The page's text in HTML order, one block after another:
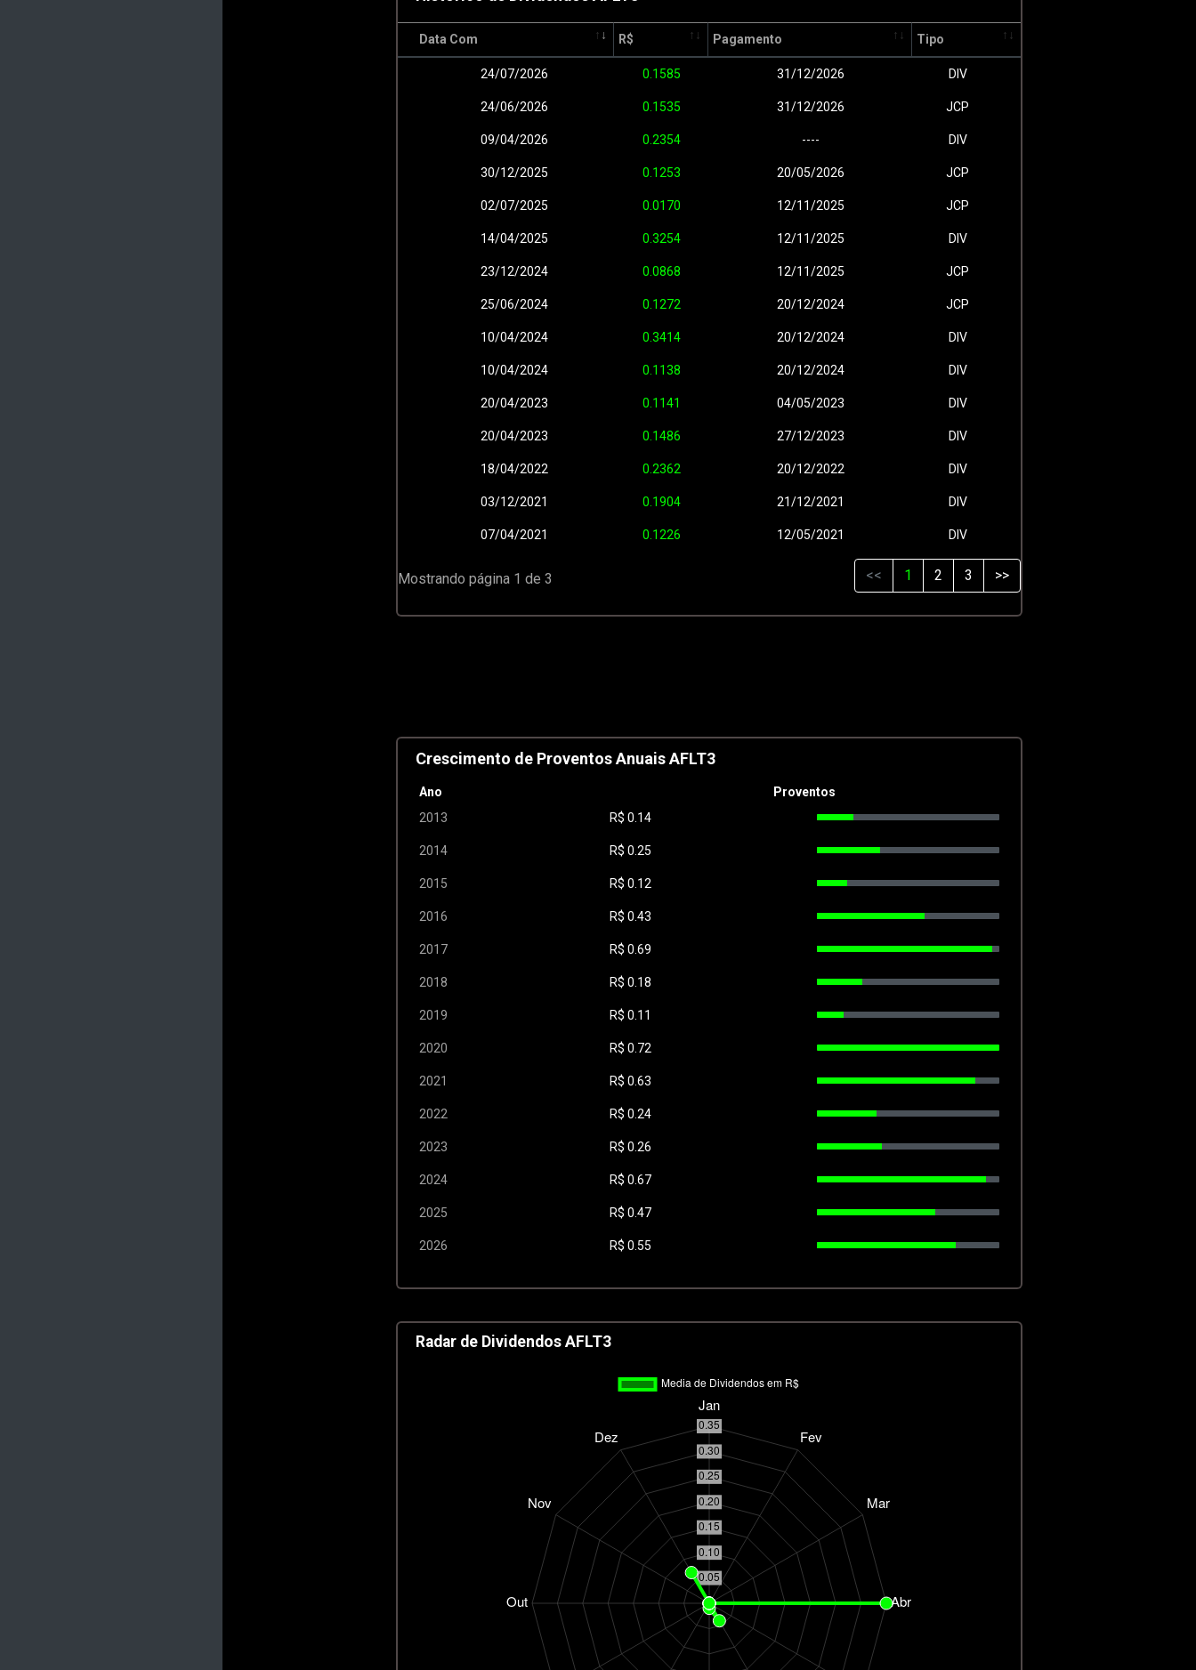
Data Com R$ Pagamento Tipo
24/07/2026 0.1585 31/12/2026 DIV
24/06/2026 0.1535 31/12/2026 JCP
09/04/2026 0.2354 ---- DIV
30/12/2025 0.1253 20/05/2026 JCP
02/07/2025 0.0170 12/11/2025 JCP
14/04/2025 0.3254 12/11/2025 DIV
23/12/2024 0.0868 12/11/2025 JCP
25/06/2024 0.1272 20/12/2024 JCP
10/04/2024 0.3414 20/12/2024 DIV
10/04/2024 0.1138 20/12/2024 DIV
20/04/2023 0.1141 04/05/2023 DIV
20/04/2023 0.1486 27/12/2023 DIV
18/04/2022 0.2362 20/12/2022 DIV
03/12/2021 0.1904 21/12/2021 DIV
07/04/2021 0.1226 12/05/2021 DIV
Mostrando página 1 de 3 << 1 2 3 >>
Crescimento de Proventos Anuais AFLT3
Ano
Proventos
2013
R$ 0.14
2014 R$ 0.25
2015 R$ 0.12
2016 R$ 0.43
2017 R$ 0.69
2018 R$ 0.18
2019 R$ 0.11
2020 R$ 0.72
2021 R$ 0.63
2022 R$ 0.24
2023 R$ 0.26
2024 R$ 0.67
2025 R$ 0.47
2026 R$ 0.55
Radar de Dividendos AFLT3